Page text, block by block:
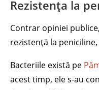
Rezistența la
Contrar opiniei
rezistență la
Bacteriile există pe
acest timp, ele s-au